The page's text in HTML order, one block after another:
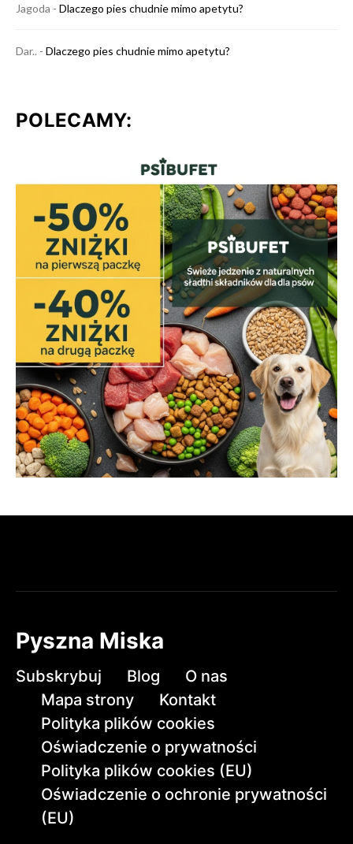
Jagoda - Dlaczego pies chudnie mimo apetytu?
Dar.. - Dlaczego pies chudnie mimo apetytu?
POLECAMY:
Pyszna Miska
Subskrybuj Blog
O nas
Mapa strony
Kontakt
Polityka plików cookies
Oświadczenie o prywatności
Polityka plików cookies (EU)
Oświadczenie o ochronie prywatności
(EU)